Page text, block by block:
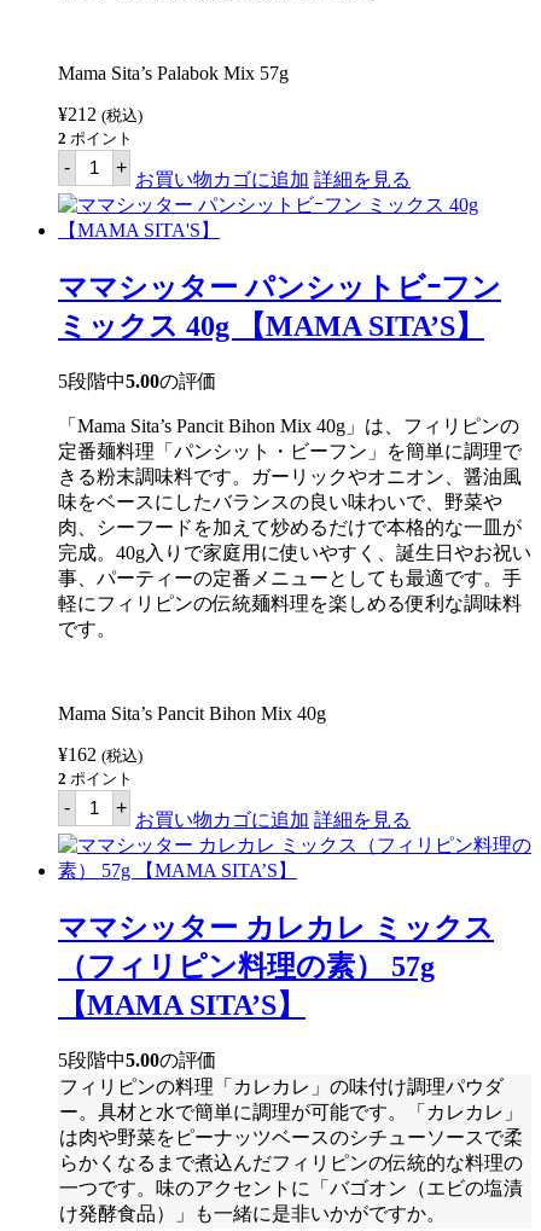
Mama Sita’s Palabok Mix 57g
¥212 (税込)
2 ポイント
- マ
マ
シ
ッ
タ
パ
ラ
ボ
ッ
ミ
ッ
ス
57g
【MAMA
SITA'S】
個
+
お買い物カゴに追加 詳細を見る
ママシッター パンシットビｰフン
ミックス 40g 【MAMA SITA’S】
5段階中5.00の評価
「Mama Sita’s Pancit Bihon Mix 40g」は、フィリピンの
定番麺料理「パンシット・ビーフン」を簡単に調理で
きる粉末調味料です。ガーリックやオニオン、醤油風
味をベースにしたバランスの良い味わいで、野菜や
肉、シーフードを加えて炒めるだけで本格的な一皿が
完成。40g入りで家庭用に使いやすく、誕生日やお祝い
事、パーティーの定番メニューとしても最適です。手
軽にフィリピンの伝統麺料理を楽しめる便利な調味料
です。
Mama Sita’s Pancit Bihon Mix 40g
¥162 (税込)
2 ポイント
- マ
マ
シ
ッ
タ
パ
ン
シ
ッ
ト
ビ
フ
ン
ミ
ッ
ク
ス
40g
【MAMA
SITA'S】
個
+
お買い物カゴに追加 詳細を見る
ママシッター カレカレ ミックス
（フィリピン料理の素） 57g
【MAMA SITA’S】
5段階中5.00の評価
フィリピンの料理「カレカレ」の味付け調理パウダ
ー。具材と水で簡単に調理が可能です。「カレカレ」
は肉や野菜をピーナッツベースのシチューソースで柔
らかくなるまで煮込んだフィリピンの伝統的な料理の
一つです。味のアクセントに「バゴオン（エビの塩漬
け発酵食品）」も一緒に是非いかがですか。